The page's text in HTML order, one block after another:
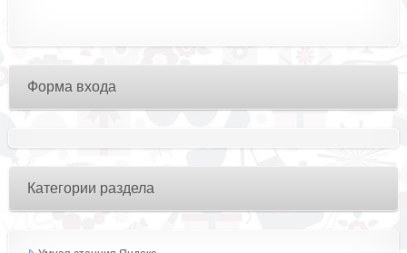
Форма входа
Категории раздела